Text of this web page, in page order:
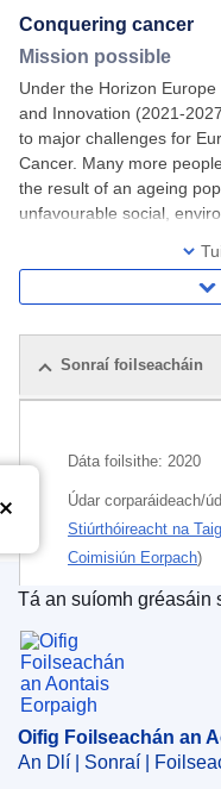
Conquering cancer
Mission possible
Under the Horizon
and Innovation (2021-
to major challenges for
Cancer. Many more
the result of an ageing
unfavourable social,
Sonraí foilseacháin
Dáta foilsithe: 2020
Údar corparáideach/
Stiúrthóireacht na
Coimisiún Eorpach)
Údair phearsanta:
Ghiorghiu, Serban
Leja, Marcis
Piccart, Martine
;Ryel, Anne Lise ;
Weiderpass, Elisabete
Oifig Foilseachán
Tá an suíomh gréasáin
Oifig Foilseachán an
An Dlí | Sonraí |